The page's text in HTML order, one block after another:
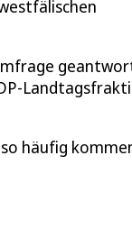
häufig